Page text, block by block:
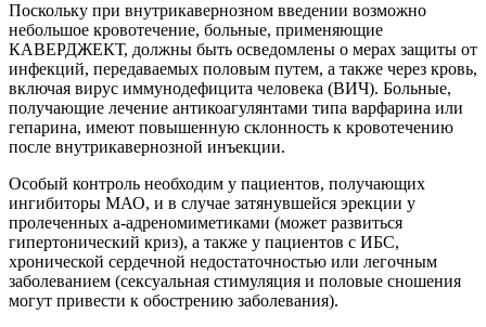
Поскольку при внутрикавернозном введении возможно
небольшое кровотечение, больные, применяющие
КАВЕРДЖЕКТ, должны быть осведомлены о мерах защиты от
инфекций, передаваемых половым путем, а также через кровь,
включая вирус иммунодефицита человека (ВИЧ). Больные,
получающие лечение антикоагулянтами типа варфарина или
гепарина, имеют повышенную склонность к кровотечению
после внутрикавернозной инъекции.
Особый контроль необходим у пациентов, получающих
ингибиторы МАО, и в случае затянувшейся эрекции у
пролеченных a-адреномиметиками (может развиться
гипертонический криз), а также у пациентов с ИБС,
хронической сердечной недостаточностью или легочным
заболеванием (сексуальная стимуляция и половые сношения
могут привести к обострению заболевания).